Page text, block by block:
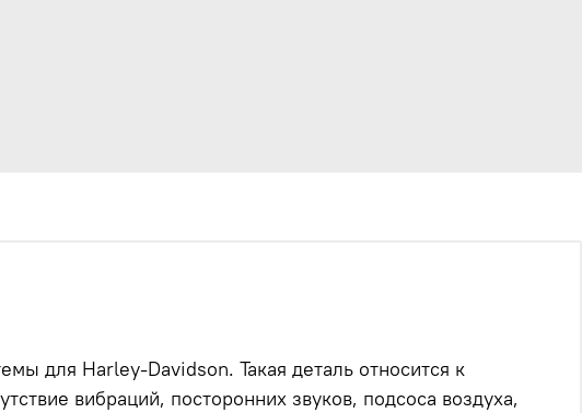
для Harley-Davidson. Такая деталь относится к
вибраций, посторонних звуков, подсоса воздуха,